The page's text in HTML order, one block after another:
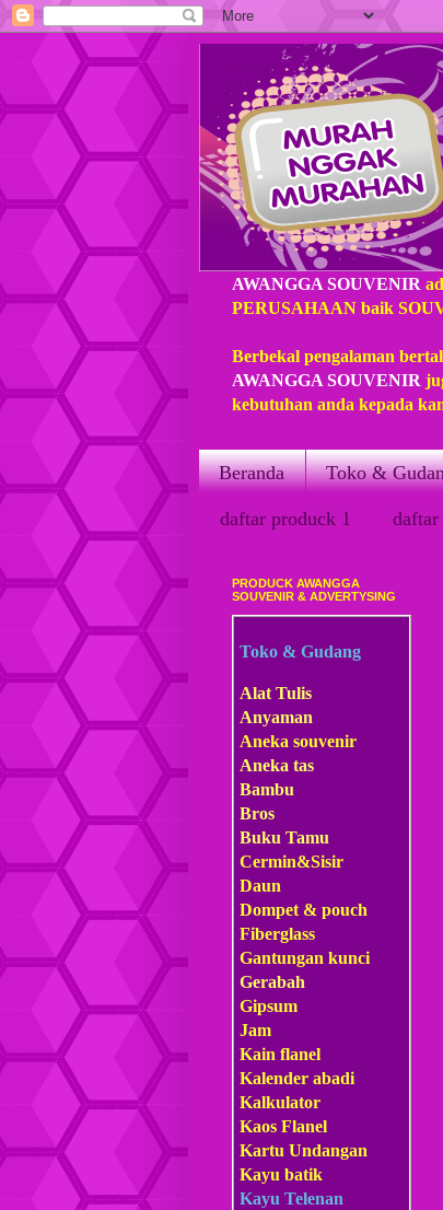
AWANGGA SOUVENIR
PERUSAHAAN baik
Berbekal pengalaman
AWANGGA SOUVENIR
kebutuhan anda kepada
Beranda Toko &
daftar produck 1
PRODUCK AWANGGA
SOUVENIR & ADVERTYSING
Toko & Gudang
Alat Tulis
Anyaman
Aneka souvenir
Aneka tas
Bambu
Bros
Buku Tamu
Cermin&Sisir
Daun
Dompet & pouch
Fiberglass
Gantungan kunci
Gerabah
Gipsum
Jam
Kain flanel
Kalender abadi
Kalkulator
Kaos Flanel
Kartu Undangan
Kayu batik
Kayu Telenan